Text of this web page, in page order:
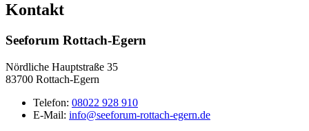
Kontakt
Seeforum Rottach-Egern
Nördliche Hauptstraße 35
83700 Rottach-Egern
Telefon: 08022 928 910
E-Mail: info@seeforum-rottach-egern.de